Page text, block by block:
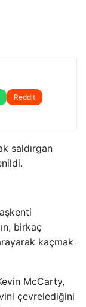
Reddit
saldırgan
birkaç
kaçmak
McCarty,
çevrelediğini